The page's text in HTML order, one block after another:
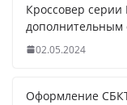
Кроссовер
дополнительным
02.05.2024
Оформление